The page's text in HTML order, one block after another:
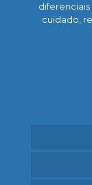
cuidado,